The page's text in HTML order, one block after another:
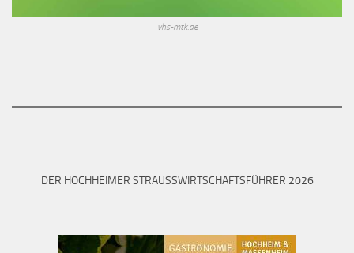
vhs-mtk.de
DER HOCHHEIMER STRAUSSWIRTSCHAFTSFÜHRER 2026